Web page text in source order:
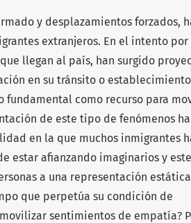
y desplazamientos forzados,
extranjeros. En el intento
llegan al país, han surgido
en su tránsito o
fundamental como recurso para
de este tipo de fenómenos
en la que muchos inmigrantes
estar afianzando imaginarios y
a una representación
que perpetúa su condición de
sentimientos de empatía?